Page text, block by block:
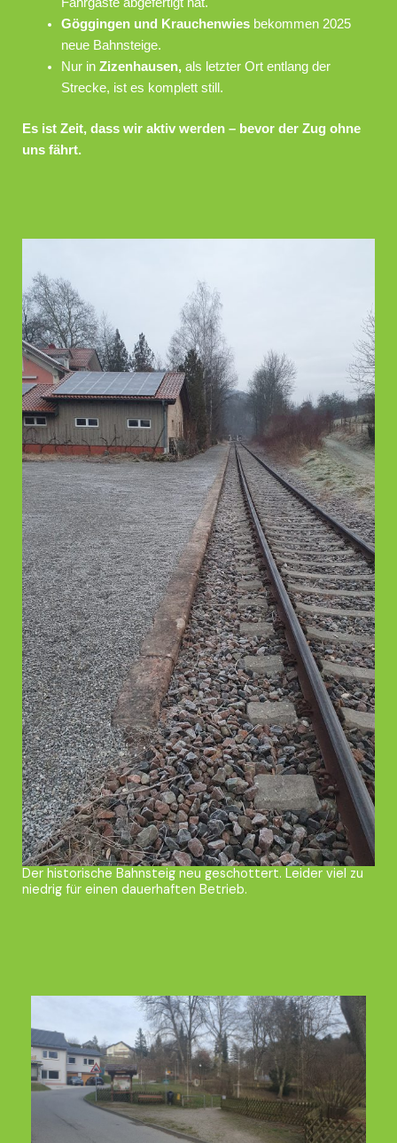
Göggingen und Krauchenwiesbekommen 2025
neue Bahnsteige.
Nur in Zizenhausen, als letzter Ort entlang der
Strecke, ist es komplett still.
Es ist Zeit, dass wir aktiv werden – bevor der Zug ohne
uns fährt.
Der historische Bahnsteig neu geschottert. Leider viel zu
niedrig für einen dauerhaften Betrieb.